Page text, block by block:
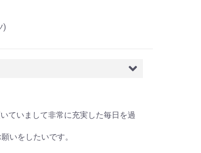
)
ていまして非常に充実した毎日を過
いをしたいです。